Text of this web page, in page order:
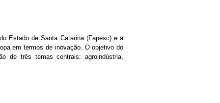
Estado de Santa Catarina (Fapesc) e a
em termos de inovação. O objetivo do
de três temas centrais: agroindústria,